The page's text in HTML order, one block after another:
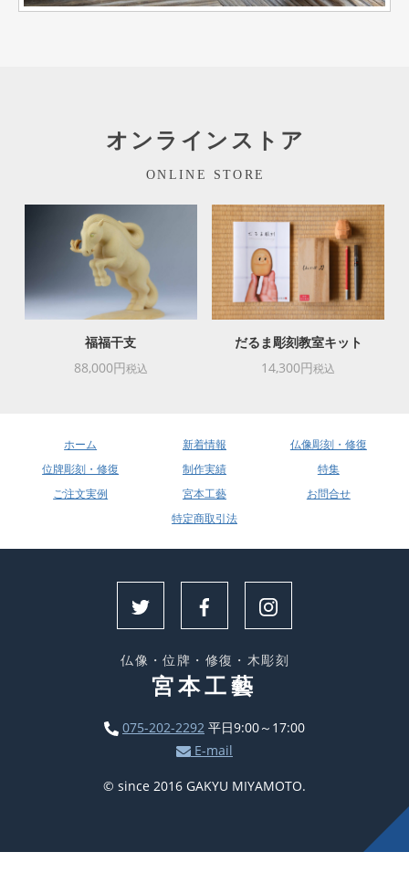
オンラインストア
ONLINE STORE
福福干支
88,000円税込
だるま彫刻教室キット
14,300円税込
ホーム 新着情報
仏像彫刻・修復
位牌彫刻・修復
制作実績
特集
ご注文実例
宮本工藝
お問合せ
特定商取引法
仏像・位牌・修復・木彫刻
宮本工藝
075-202-2292 平日9:00～17:00
E-mail
© since 2016 GAKYU MIYAMOTO.